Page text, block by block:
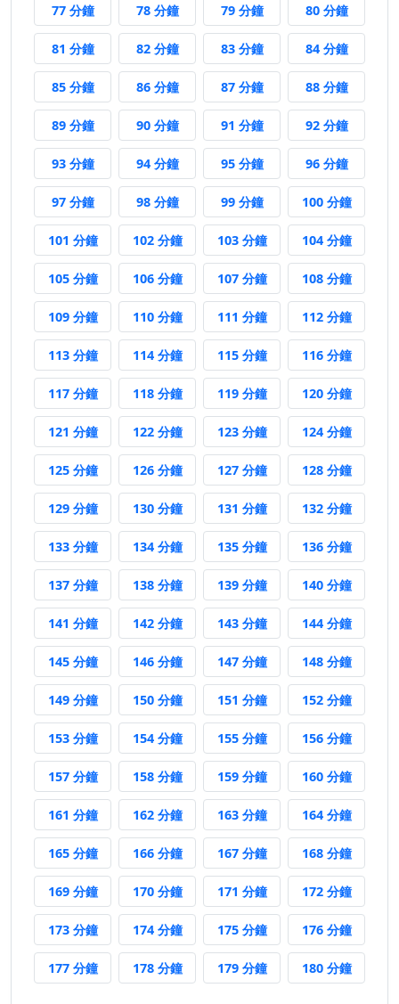
77 分鐘77 分鐘前78 分鐘78 分鐘前79 分鐘79 分鐘前80 分鐘80 分鐘
81 分鐘81 分鐘前82 分鐘82 分鐘前83 分鐘83 分鐘前84 分鐘84 分鐘
85 分鐘85 分鐘前86 分鐘86 分鐘前87 分鐘87 分鐘前88 分鐘88 分鐘
89 分鐘89 分鐘前90 分鐘90 分鐘前91 分鐘91 分鐘前92 分鐘92 分鐘
93 分鐘93 分鐘前94 分鐘94 分鐘前95 分鐘95 分鐘前96 分鐘96 分鐘
97 分鐘97 分鐘前98 分鐘98 分鐘前99 分鐘99 分鐘前100 分鐘100 分
101 分鐘101 分鐘前102 分鐘102 分鐘前103 分鐘103 分鐘前104 分鐘104 分
105 分鐘105 分鐘前106 分鐘106 分鐘前107 分鐘107 分鐘前108 分鐘108 分
109 分鐘109 分鐘前110 分鐘110 分鐘前111 分鐘111 分鐘前112 分鐘112 分
113 分鐘113 分鐘前114 分鐘114 分鐘前115 分鐘115 分鐘前116 分鐘116 分
117 分鐘117 分鐘前118 分鐘118 分鐘前119 分鐘119 分鐘前120 分鐘120 分
121 分鐘121 分鐘前122 分鐘122 分鐘前123 分鐘123 分鐘前124 分鐘124 分
125 分鐘125 分鐘前126 分鐘126 分鐘前127 分鐘127 分鐘前128 分鐘128 分
129 分鐘129 分鐘前130 分鐘130 分鐘前131 分鐘131 分鐘前132 分鐘132 分
133 分鐘133 分鐘前134 分鐘134 分鐘前135 分鐘135 分鐘前136 分鐘136 分
137 分鐘137 分鐘前138 分鐘138 分鐘前139 分鐘139 分鐘前140 分鐘140 分
141 分鐘141 分鐘前142 分鐘142 分鐘前143 分鐘143 分鐘前144 分鐘144 分
145 分鐘145 分鐘前146 分鐘146 分鐘前147 分鐘147 分鐘前148 分鐘148 分
149 分鐘149 分鐘前150 分鐘150 分鐘前151 分鐘151 分鐘前152 分鐘152 分
153 分鐘153 分鐘前154 分鐘154 分鐘前155 分鐘155 分鐘前156 分鐘156 分
157 分鐘157 分鐘前158 分鐘158 分鐘前159 分鐘159 分鐘前160 分鐘160 分
161 分鐘161 分鐘前162 分鐘162 分鐘前163 分鐘163 分鐘前164 分鐘164 分
165 分鐘165 分鐘前166 分鐘166 分鐘前167 分鐘167 分鐘前168 分鐘168 分
169 分鐘169 分鐘前170 分鐘170 分鐘前171 分鐘171 分鐘前172 分鐘172 分
173 分鐘173 分鐘前174 分鐘174 分鐘前175 分鐘175 分鐘前176 分鐘176 分
177 分鐘177 分鐘前178 分鐘178 分鐘前179 分鐘179 分鐘前180 分鐘180 分